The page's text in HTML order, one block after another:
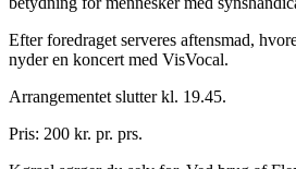
Efter foredraget serveres aftensmad,
nyder en koncert med VisVocal.
Arrangementet slutter kl. 19.45.
Pris: 200 kr. pr. prs.